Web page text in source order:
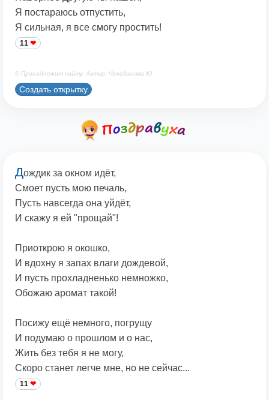
Я постараюсь отпустить,
Я сильная, я все смогу простить!
11
© Принадлежит сайту. Автор: Чекоданова Ю.
Создать открытку
Дождик за окном идёт,
Смоет пусть мою печаль,
Пусть навсегда она уйдёт,
И скажу я ей "прощай"!
Приоткрою я окошко,
И вдохну я запах влаги дождевой,
И пусть прохладненько немножко,
Обожаю аромат такой!
Посижу ещё немного, погрущу
И подумаю о прошлом и о нас,
Жить без тебя я не могу,
Скоро станет легче мне, но не сейчас...
11